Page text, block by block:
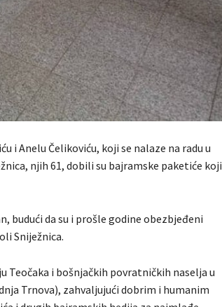
i Anelu Čelikoviću, koji se nalaze na radu u
njih 61, dobili su bajramske paketiće koji
budući da su i prošle godine obezbjeđeni
Sniježnica.
Teočaka i bošnjačkih povratničkih naselja u
Trnova), zahvaljujući dobrim i humanim